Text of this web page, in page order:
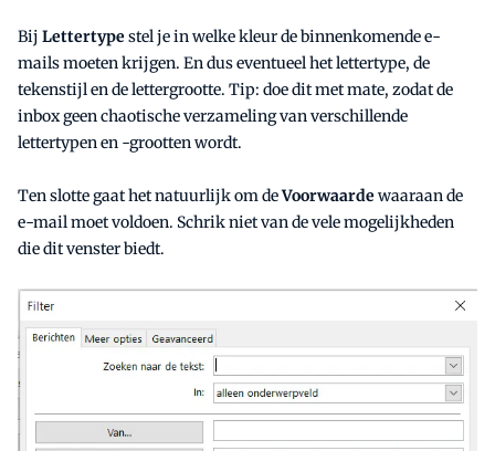
Bij Lettertype stel je in welke kleur de binnenkomende e-
mails moeten krijgen. En dus eventueel het lettertype, de
tekenstijl en de lettergrootte. Tip: doe dit met mate, zodat de
inbox geen chaotische verzameling van verschillende
lettertypen en -grootten wordt.
Ten slotte gaat het natuurlijk om deVoorwaarde waaraan de
e-mail moet voldoen. Schrik niet van de vele mogelijkheden
die dit venster biedt.